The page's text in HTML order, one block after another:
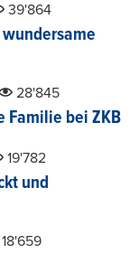
39'864
28'845
Familie bei ZKB
19'782
und
18'659